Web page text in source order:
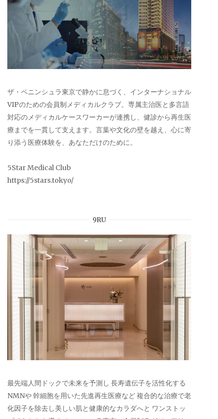
ザ・ペニンシュラ東京で静かに息づく、インターナショナル
VIPのための会員制メディカルクラブ。専属主治医と多言語
対応のメディカルケースワーカーが連携し、健診から再生医
療までを一貫して支えます。言葉や文化の壁を越え、心に寄
り添う医療体験を、あなただけのために。
5Star Medical Club
https://5stars.tokyo/
9RU
最先端人間ドックで未来を予測し 長寿遺伝子を活性化する
NMNや 幹細胞を用いた先進再生医療など 複合的な治療で老
化因子を除去し美しい肌と健康的なカラダへと ワンストッ